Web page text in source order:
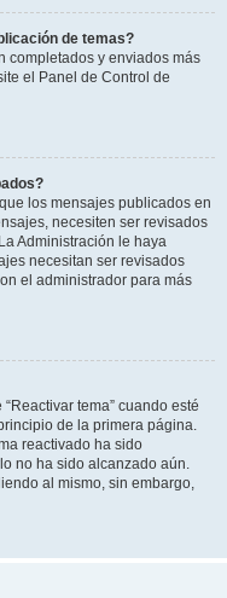
de temas?
completados y enviados más
el Panel de Control de
los mensajes publicados en
necesiten ser revisados
Administración le haya
necesitan ser revisados
el administrador para más
tema” cuando esté
de la primera página.
reactivado ha sido
no ha sido alcanzado aún.
al mismo, sin embargo,